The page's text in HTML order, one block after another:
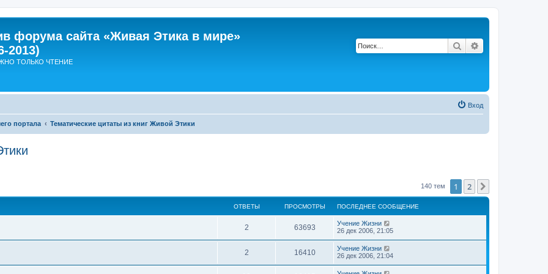
форума сайта «Живая Этика в мире»
2013)
ТОЛЬКО ЧТЕНИЕ
Поиск
Вход
портала Тематические цитаты из книг Живой Этики
140 тем 1 2
ОТВЕТЫ ПРОСМОТРЫ ПОСЛЕДНЕЕ СООБЩЕНИЕ
2О
т
63693П
р
П
о
л
е
д
н
Учение Жизни
26 дек 2006, 21:05
2О
т
16410П
р
П
о
л
Учение Жизни
26 дек 2006, 21:04
П